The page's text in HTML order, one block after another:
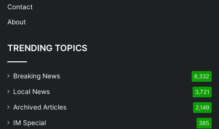
Contact
About
TRENDING TOPICS
Breaking News 6,332
Local News 3,721
Archived Articles 2,149
IM Special 385